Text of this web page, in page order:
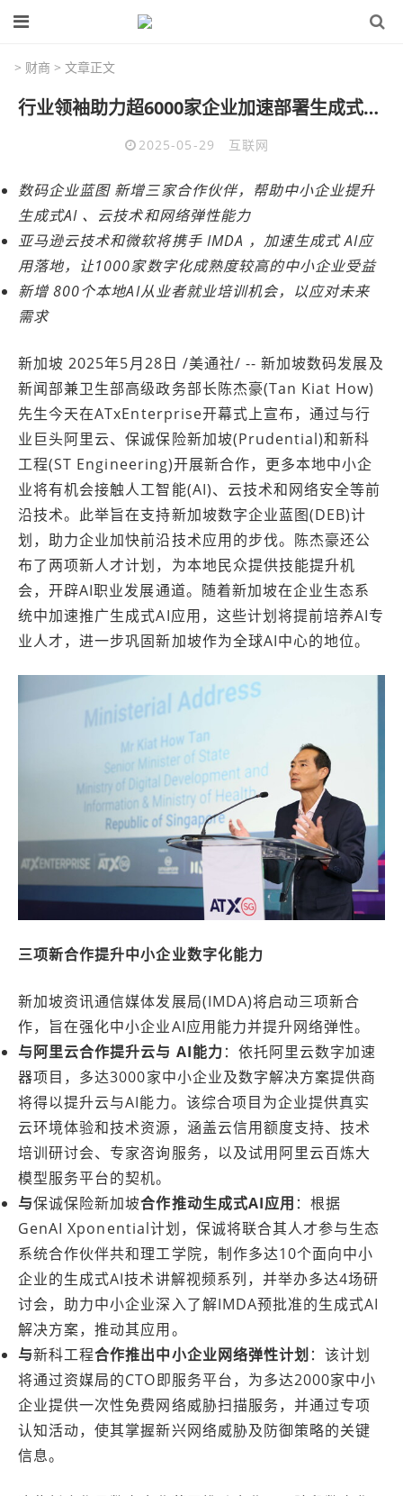
> 财商 > 文章正文
行业领袖助力超6000家企业加速部署生成式AI等技术
2025-05-29 互联网
数码企业蓝图 新增三家合作伙伴，帮助中小企业提升
生成式AI 、云技术和网络弹性能力
亚马逊云技术和微软将携手 IMDA ，加速生成式 AI应
用落地，让1000家数字化成熟度较高的中小企业受益
新增 800个本地AI从业者就业培训机会，以应对未来
需求
新加坡 2025年5月28日 /美通社/ -- 新加坡数码发展及
新闻部兼卫生部高级政务部长陈杰豪(Tan Kiat How)
先生今天在ATxEnterprise开幕式上宣布，通过与行
业巨头阿里云、保诚保险新加坡(Prudential)和新科
工程(ST Engineering)开展新合作，更多本地中小企
业将有机会接触人工智能(AI)、云技术和网络安全等前
沿技术。此举旨在支持新加坡数字企业蓝图(DEB)计
划，助力企业加快前沿技术应用的步伐。陈杰豪还公
布了两项新人才计划，为本地民众提供技能提升机
会，开辟AI职业发展通道。随着新加坡在企业生态系
统中加速推广生成式AI应用，这些计划将提前培养AI专
业人才，进一步巩固新加坡作为全球AI中心的地位。
三项新合作提升中小企业数字化能力
新加坡资讯通信媒体发展局(IMDA)将启动三项新合
作，旨在强化中小企业AI应用能力并提升网络弹性。
与阿里云合作提升云与 AI能力：依托阿里云数字加速
器项目，多达3000家中小企业及数字解决方案提供商
将得以提升云与AI能力。该综合项目为企业提供真实
云环境体验和技术资源，涵盖云信用额度支持、技术
培训研讨会、专家咨询服务，以及试用阿里云百炼大
模型服务平台的契机。
与保诚保险新加坡合作推动生成式AI应用 ：根据
GenAI Xponential计划，保诚将联合其人才参与生态
系统合作伙伴共和理工学院，制作多达10个面向中小
企业的生成式AI技术讲解视频系列，并举办多达4场研
讨会，助力中小企业深入了解IMDA预批准的生成式AI
解决方案，推动其应用。
与新科工程合作推出中小企业网络弹性计划 ：该计划
将通过资媒局的CTO即服务平台，为多达2000家中小
企业提供一次性免费网络威胁扫描服务，并通过专项
认知活动，使其掌握新兴网络威胁及防御策略的关键
信息。